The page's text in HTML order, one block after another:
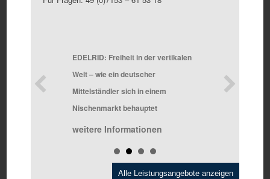
EDELRID: Freiheit in der vertikalen
Welt – wie ein deutscher
Mittelständler sich in einem
Nischenmarkt behauptet
weitere Informationen
weitere
Alle Leistungsangebote anzeigen